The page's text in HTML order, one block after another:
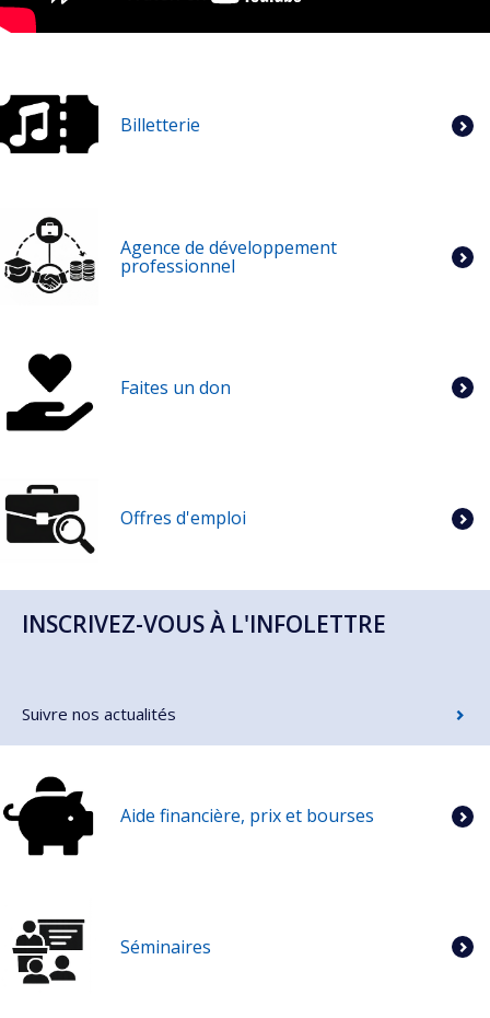
Billetterie
Agence de développement
professionnel
Faites un don
Offres d'emploi
INSCRIVEZ-VOUS À L'INFOLETTRE
Suivre nos actualités
Aide financière, prix et bourses
Séminaires